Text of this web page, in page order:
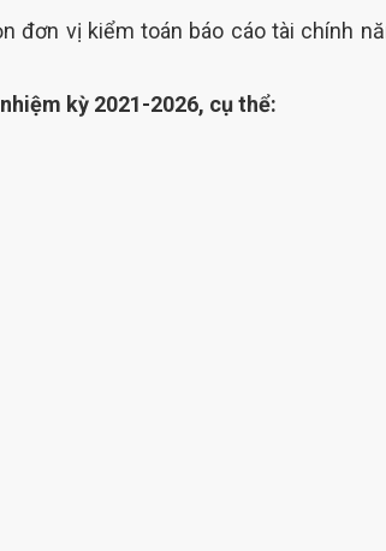
đơn vị kiểm toán báo cáo tài chính
kỳ 2021-2026, cụ thể: